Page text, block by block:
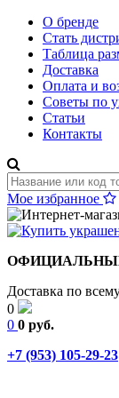
О бренде
Стать
Таблица
Доставка
Оплата и
Советы по
Статьи
Контакты
Мое избранное
Доставка по
0
0 0 руб.
+7 (953) 105-29-23